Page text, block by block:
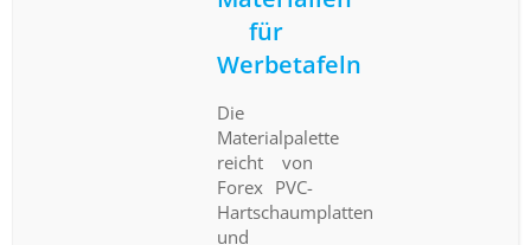
für
Werbetafeln
Die
Materialpalette
reicht von
Forex PVC-
Hartschaumplatten
und